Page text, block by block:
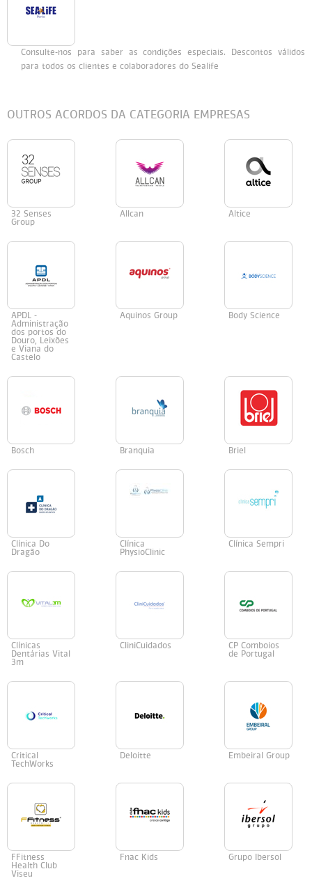
Consulte-nos para saber as condições especiais. Descontos válidos
para todos os clientes e colaboradores do Sealife
OUTROS ACORDOS DA CATEGORIA EMPRESAS
32 Senses
Group
Allcan Altice
APDL -
Administração
dos portos do
Douro, Leixões
e Viana do
Castelo
Aquinos Group Body Science
Bosch Branquia Briel
Clínica Do
Dragão
Clínica
PhysioClinic
Clínica Sempri
Clínicas
Dentárias Vital
3m
CliniCuidados
CP Comboios
de Portugal
Critical
TechWorks
Deloitte Embeiral Group
FFitness
Health Club
Viseu
Fnac Kids Grupo Ibersol
Polaroid
Vogue
Vogue Eyewear
Ray-Ban
Ray Ban Junior